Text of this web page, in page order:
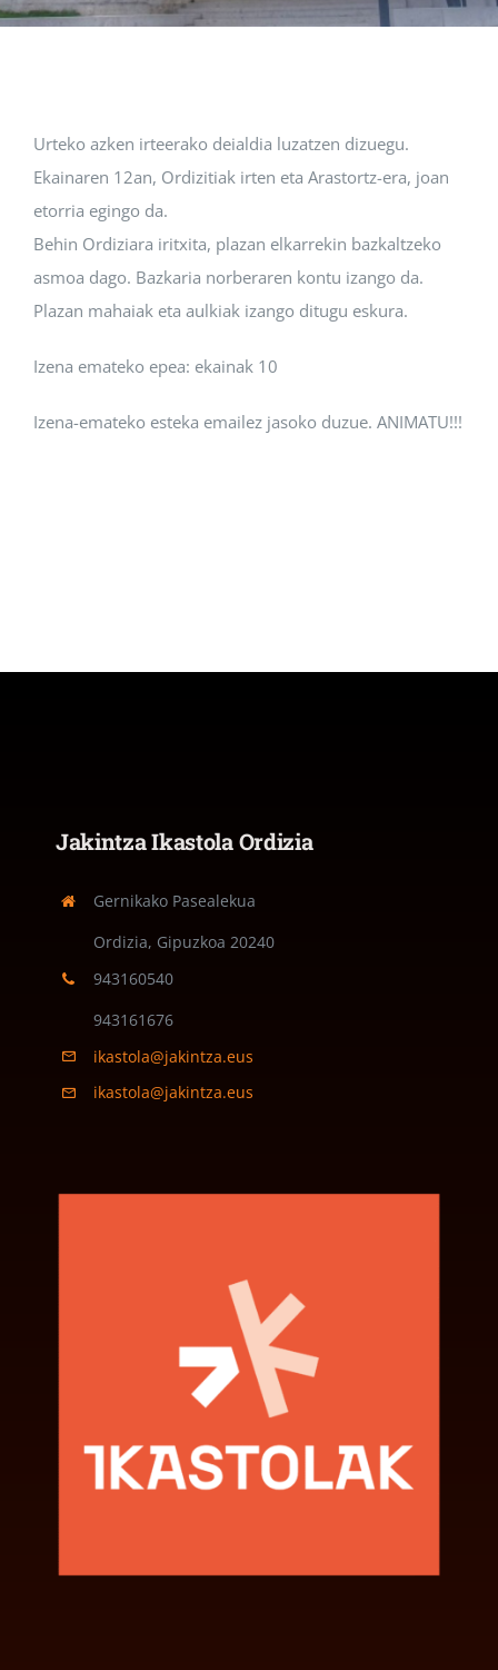
Urteko azken irteerako deialdia luzatzen dizuegu.
Ekainaren 12an, Ordizitiak irten eta Arastortz-era, joan
etorria egingo da.
Behin Ordiziara iritxita, plazan elkarrekin bazkaltzeko
asmoa dago. Bazkaria norberaren kontu izango da.
Plazan mahaiak eta aulkiak izango ditugu eskura.
Izena emateko epea: ekainak 10
Izena-emateko esteka emailez jasoko duzue. ANIMATU!!!
Jakintza Ikastola Ordizia
Gernikako Pasealekua
Ordizia, Gipuzkoa 20240
943160540
943161676
ikastola@jakintza.eus
ikastola@jakintza.eus